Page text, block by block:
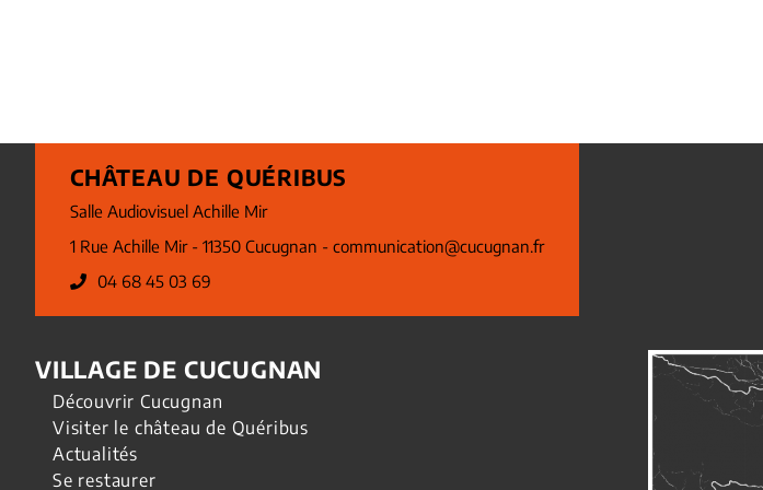
CHÂTEAU DE QUÉRIBUS
Salle Audiovisuel Achille Mir
1 Rue Achille Mir - 11350 Cucugnan - communication@cucugnan.fr
04 68 45 03 69
VILLAGE DE CUCUGNAN
Découvrir Cucugnan
Visiter le château de Quéribus
Actualités
Se restaurer